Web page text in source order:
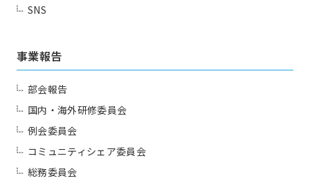
SNS
事業報告
部会報告
国内・海外研修委員会
例会委員会
コミュニティシェア委員会
総務委員会